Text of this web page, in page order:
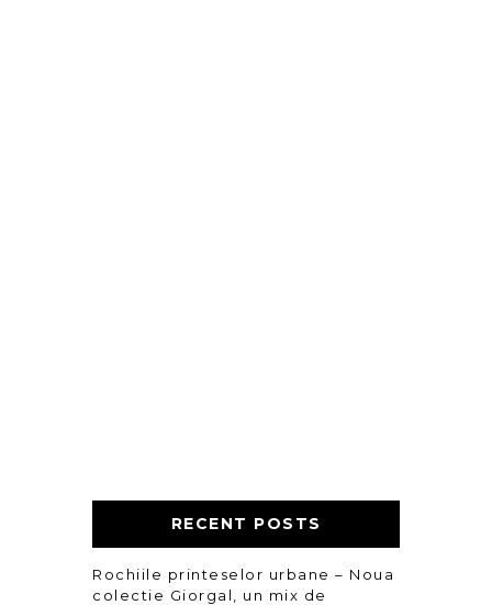
RECENT POSTS
Rochiile printeselor urbane – Noua
colectie Giorgal, un mix de